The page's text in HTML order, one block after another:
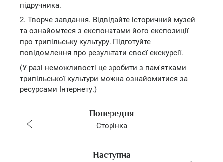
підручника.
2. Творче завдання. Відвідайте історичний музей
та ознайомтеся з експонатами його експозиції
про трипільську культуру. Підготуйте
повідомлення про результати своєї екскурсії.
(У разі неможливості це зробити з пам'ятками
трипільської культури можна ознайомитися за
ресурсами Інтернету.)
Попередня
Сторінка
Наступна